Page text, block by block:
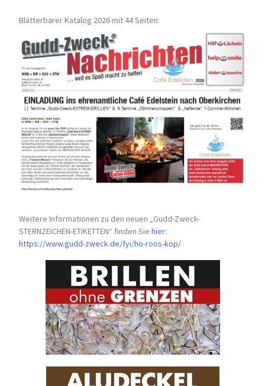
Blätterbarer Katalog 2026 mit 44 Seiten:
Weitere Informationen zu den neuen „Gudd-Zweck-
STERNZEICHEN-ETIKETTEN“ finden Siehier:
https://www.gudd-zweck.de/fyi/ho-roos-kop/